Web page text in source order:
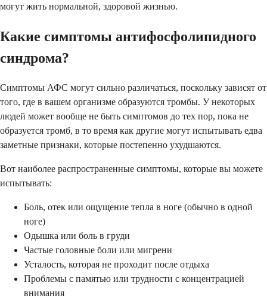
могут жить нормальной, здоровой жизнью.
Какие симптомы антифосфолипидного
синдрома?
Симптомы АФС могут сильно различаться, поскольку зависят от
того, где в вашем организме образуются тромбы. У некоторых
людей может вообще не быть симптомов до тех пор, пока не
образуется тромб, в то время как другие могут испытывать едва
заметные признаки, которые постепенно ухудшаются.
Вот наиболее распространенные симптомы, которые вы можете
испытывать:
Боль, отек или ощущение тепла в ноге (обычно в одной
ноге)
Одышка или боль в груди
Частые головные боли или мигрени
Усталость, которая не проходит после отдыха
Проблемы с памятью или трудности с концентрацией
внимания